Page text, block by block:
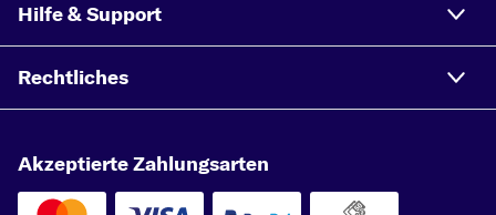
Hilfe & Support
Rechtliches
Akzeptierte Zahlungsarten